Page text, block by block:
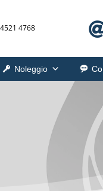
4768
Noleggio